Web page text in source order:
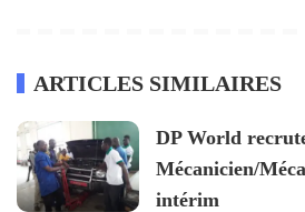
ARTICLES SIMILAIRES
DP World
Mécanicien/
intérim